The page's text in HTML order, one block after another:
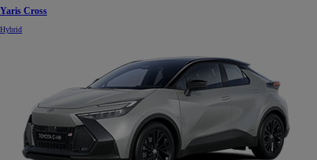
Yaris Cross
Hybrid